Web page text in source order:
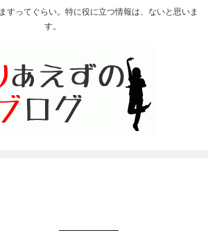
すってぐらい。特に役に立つ情報は、ないと思いま
す。